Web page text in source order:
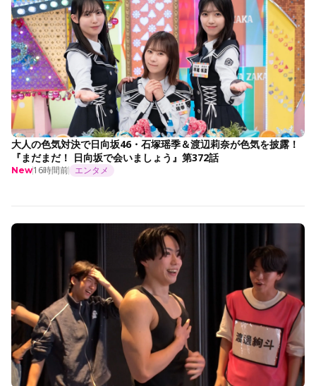
大人の色気対決で日向坂46・石塚瑶季＆渡辺莉奈が色気を披露！
『まだまだ！ 日向坂で会いましょう』第372話
New16時間前 エンタメ